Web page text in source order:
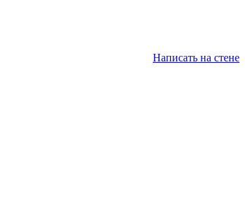
Написать на стене